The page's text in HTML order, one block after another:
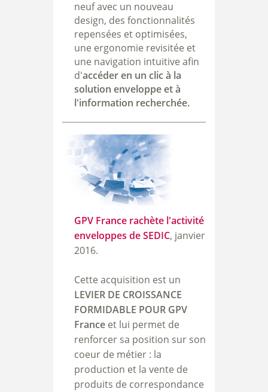
neuf avec un nouveau
design, des fonctionnalités
repensées et optimisées,
une ergonomie revisitée et
une navigation intuitive afin
d'accéder en un clic à la
solution enveloppe et à
l'information recherchée.
GPV France rachète l'activité
enveloppes de SEDIC, janvier
2016.
Cette acquisition est un
LEVIER DE CROISSANCE
FORMIDABLE POUR GPV
France et lui permet de
renforcer sa position sur son
coeur de métier : la
production et la vente de
produits de correspondance